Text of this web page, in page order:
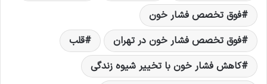
فوق تخصص فشار خون
فوق تخصص فشار خون در تهران
قلب
کاهش فشار خون با تخییر شیوه زندگی